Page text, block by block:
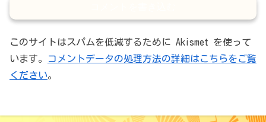
このサイトはスパムを低減するために Akismet を使って
います。
コメントデータの処理方法の詳細はこちらをご覧
ください。